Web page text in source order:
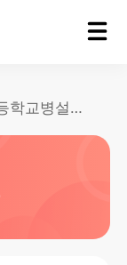
시랑초등학교병설유치원